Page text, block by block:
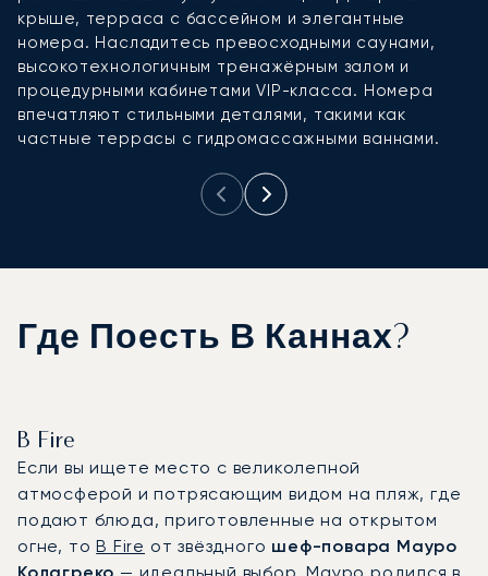
крыше, терраса с бассейном и элегантные
номера. Насладитесь превосходными саунами,
высокотехнологичным тренажёрным залом и
процедурными кабинетами VIP-класса. Номера
впечатляют стильными деталями, такими как
частные террасы с гидромассажными ваннами.
Где Поесть В Каннах?
B Fire
Если вы ищете место с великолепной
атмосферой и потрясающим видом на пляж, где
подают блюда, приготовленные на открытом
огне, тоB Fire от звёздного шеф-повара Мауро